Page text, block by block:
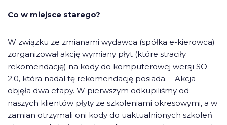
Co w miejsce starego?
W związku ze zmianami wydawca (spółka e-kierowca)
zorganizował akcję wymiany płyt (które straciły
rekomendację) na kody do komputerowej wersji SO
2.0, która nadal tę rekomendację posiada. – Akcja
objęła dwa etapy. W pierwszym odkupiliśmy od
naszych klientów płyty ze szkoleniami okresowymi, a w
zamian otrzymali oni kody do uaktualnionych szkoleń